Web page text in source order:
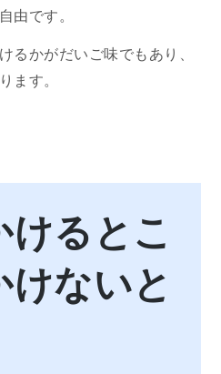
由です。
るかがだいご味でもあり、
ます。
けるとこ
けないと